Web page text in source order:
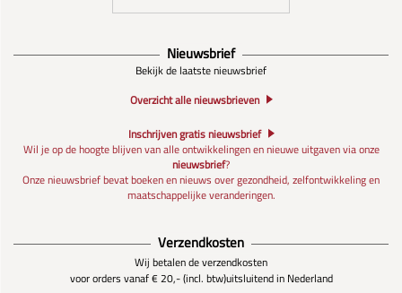
Nieuwsbrief
Bekijk de laatste nieuwsbrief
Overzicht alle nieuwsbrieven
Inschrijven gratis nieuwsbrief
Wil je op de hoogte blijven van alle ontwikkelingen en nieuwe uitgaven via onze
nieuwsbrief?
Onze nieuwsbrief bevat boeken en nieuws over gezondheid, zelfontwikkeling en
maatschappelijke veranderingen.
Verzendkosten
Wij betalen de verzendkosten
voor orders vanaf € 20,- (incl. btw)uitsluitend in Nederland